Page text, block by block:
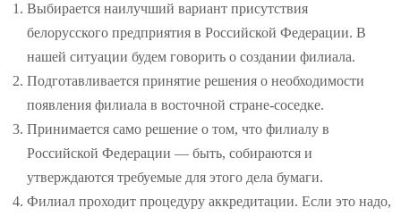
Выбирается наилучший вариант присутствия
белорусского предприятия в Российской Федерации. В
нашей ситуации будем говорить о создании филиала.
Подготавливается принятие решения о необходимости
появления филиала в восточной стране-соседке.
Принимается само решение о том, что филиалу в
Российской Федерации — быть, собираются и
утверждаются требуемые для этого дела бумаги.
Филиал проходит процедуру аккредитации. Если это надо,